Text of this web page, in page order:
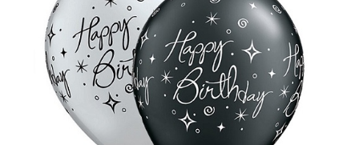
Mobildiskotek
Gode råd